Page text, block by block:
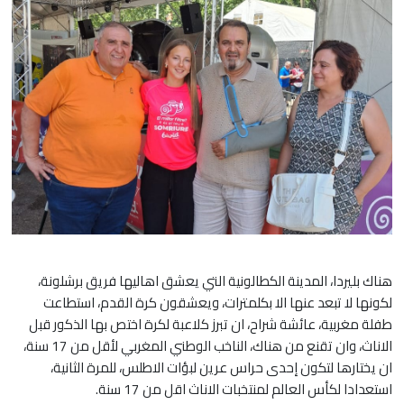
هناك بليردا، المدينة الكطالونية التي يعشق اهاليها فريق برشلونة،
لكونها لا تبعد عنها الا بكلمترات، ويعشقون كرة القدم، استطاعت
طفلة مغربية، عائشة شراح، ان تبرز كلاعبة لكرة اختص بها الذكور قبل
الاناث، وان تقنع من هناك، الناخب الوطني المغربي لأقل من 17 سنة،
ان يختارها لتكون إحدى حراس عرين لبؤات الاطلس، للمرة الثانية،
استعدادا لكأس العالم لمنتخبات الاناث اقل من 17 سنة.